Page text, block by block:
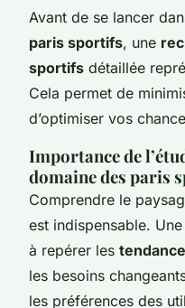
Avant de se lancer
paris sportifs, une
sportifs détaillée
Cela permet de
d’optimiser vos
Importance de
domaine des paris
Comprendre le
est indispensable.
à repérer les
les besoins
les préférences des